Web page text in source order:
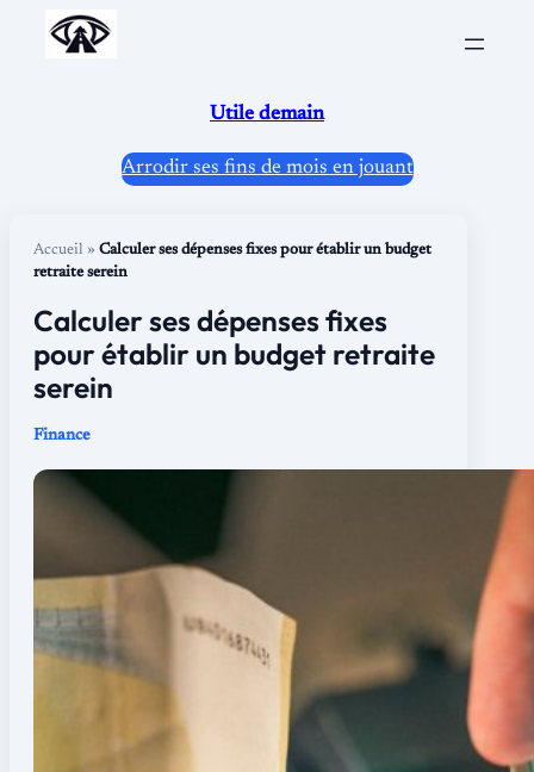
Aller
Utile demain
Arrodir ses fins de mois en jouant
Accueil » Calculer ses dépenses fixes pour établir un budget
retraite serein
Calculer ses dépenses fixes
pour établir un budget retraite
serein
Finance